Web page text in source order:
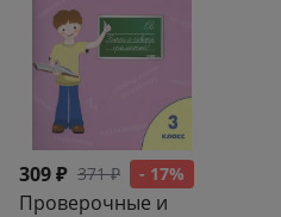
309 ₽ 371 ₽ - 17%
Проверочные и